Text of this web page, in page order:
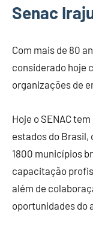
Senac
Com mais de 80
considerado hoje
organizações de
Hoje o SENAC
estados do Brasil,
1800 municípios
capacitação
além de
oportunidades do